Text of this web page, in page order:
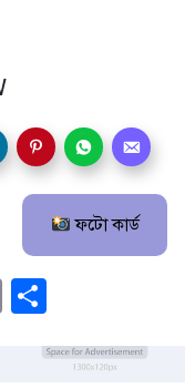
ফটো কার্ড
Email